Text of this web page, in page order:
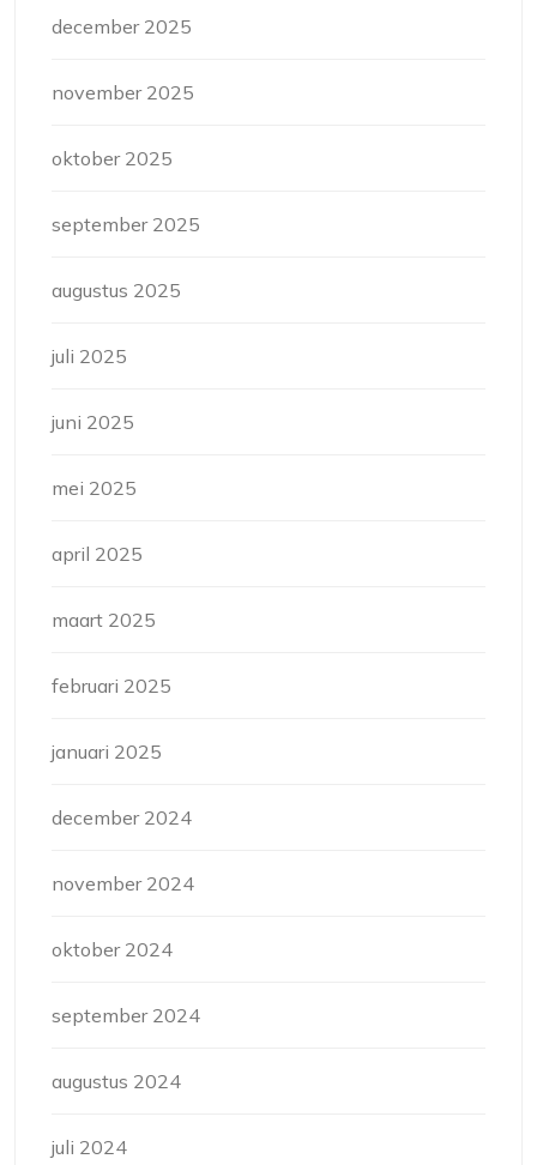
december 2025
november 2025
oktober 2025
september 2025
augustus 2025
juli 2025
juni 2025
mei 2025
april 2025
maart 2025
februari 2025
januari 2025
december 2024
november 2024
oktober 2024
september 2024
augustus 2024
juli 2024